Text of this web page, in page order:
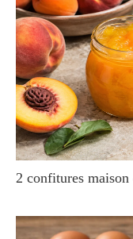
2 confitures